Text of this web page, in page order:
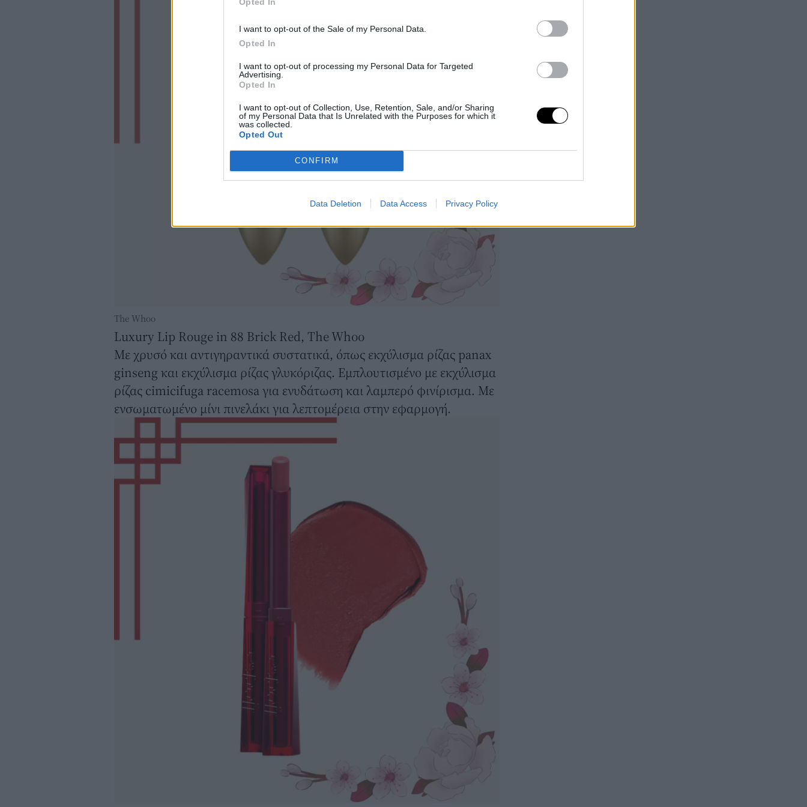
I want to opt-out of the Sale of my Personal Data.
Opted In
I want to opt-out of processing my Personal Data for Targeted
Advertising.
Opted In
I want to opt-out of Collection, Use, Retention, Sale, and/or Sharing
of my Personal Data that Is Unrelated with the Purposes for which it
was collected.
Opted Out
CONFIRM
Data Deletion Data Access Privacy Policy
The Whoo
Luxury Lip Rouge in 88 Brick Red, The Whoo
Με χρυσό και αντιγηραντικά συστατικά, όπως εκχύλισμα ρίζας panax
ginseng και εκχύλισμα ρίζας γλυκόριζας. Εμπλουτισμένο με εκχύλισμα
ρίζας cimicifuga racemosa για ενυδάτωση και λαμπερό φινίρισμα. Με
ενσωματωμένο μίνι πινελάκι για λεπτομέρεια στην εφαρμογή.